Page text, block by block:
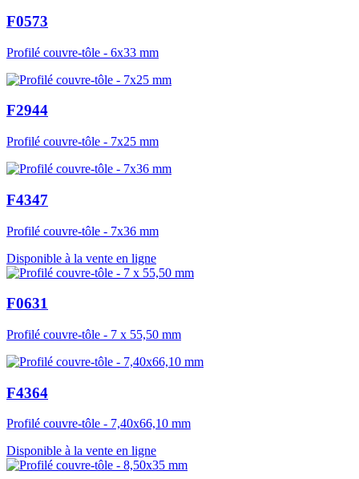
F0573
Profilé couvre-tôle - 6x33 mm
F2944
Profilé couvre-tôle - 7x25 mm
F4347
Profilé couvre-tôle - 7x36 mm
Disponible à la vente en ligne
F0631
Profilé couvre-tôle - 7 x 55,50 mm
F4364
Profilé couvre-tôle - 7,40x66,10 mm
Disponible à la vente en ligne